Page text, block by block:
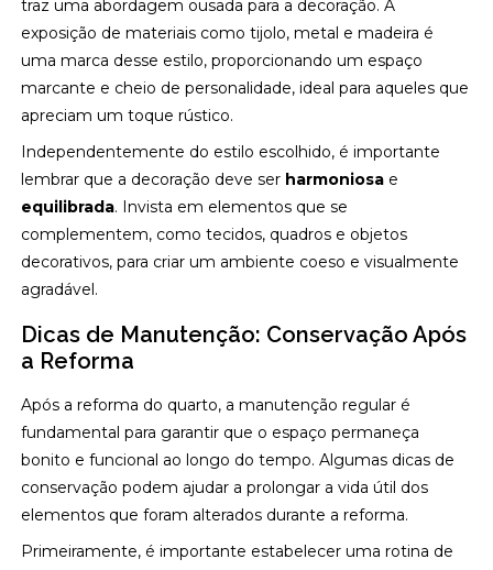
traz uma abordagem ousada para a decoração. A
exposição de materiais como tijolo, metal e madeira é
uma marca desse estilo, proporcionando um espaço
marcante e cheio de personalidade, ideal para aqueles que
apreciam um toque rústico.
Independentemente do estilo escolhido, é importante
lembrar que a decoração deve ser harmoniosa e
equilibrada. Invista em elementos que se
complementem, como tecidos, quadros e objetos
decorativos, para criar um ambiente coeso e visualmente
agradável.
Dicas de Manutenção: Conservação Após
a Reforma
Após a reforma do quarto, a manutenção regular é
fundamental para garantir que o espaço permaneça
bonito e funcional ao longo do tempo. Algumas dicas de
conservação podem ajudar a prolongar a vida útil dos
elementos que foram alterados durante a reforma.
Primeiramente, é importante estabelecer uma rotina de